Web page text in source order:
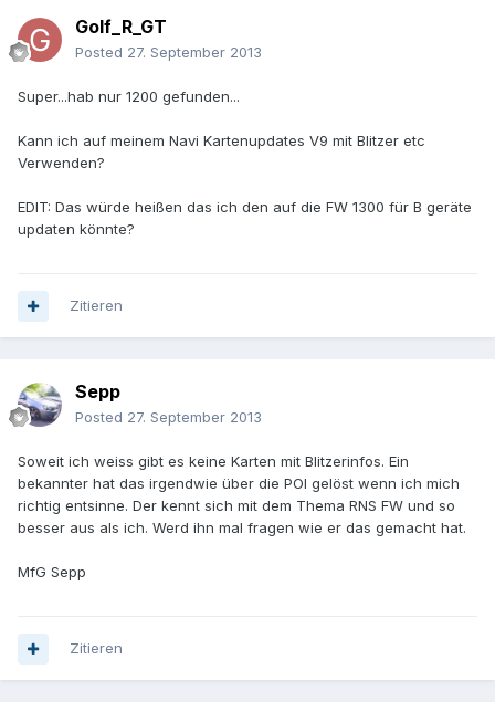
Golf_R_GT
Posted 27. September 2013
Super...hab nur 1200 gefunden...
Kann ich auf meinem Navi Kartenupdates V9 mit Blitzer etc
Verwenden?
EDIT: Das würde heißen das ich den auf die FW 1300 für B geräte
updaten könnte?
Zitieren
Sepp
Posted 27. September 2013
Soweit ich weiss gibt es keine Karten mit Blitzerinfos. Ein
bekannter hat das irgendwie über die POI gelöst wenn ich mich
richtig entsinne. Der kennt sich mit dem Thema RNS FW und so
besser aus als ich. Werd ihn mal fragen wie er das gemacht hat.
MfG Sepp
Zitieren